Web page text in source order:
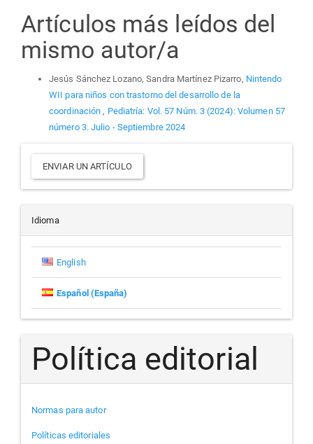
Artículos más leídos del
mismo autor/a
Jesús Sánchez Lozano, Sandra Martínez Pizarro, Nintendo
WII para niños con trastorno del desarrollo de la
coordinación, Pediatría: Vol. 57 Núm. 3 (2024): Volumen 57
número 3. Julio - Septiembre 2024
Enviar
un
artículo
ENVIAR UN ARTÍCULO
Idioma
English
Español (España)
Política editorial
Normas para autor
Políticas editoriales